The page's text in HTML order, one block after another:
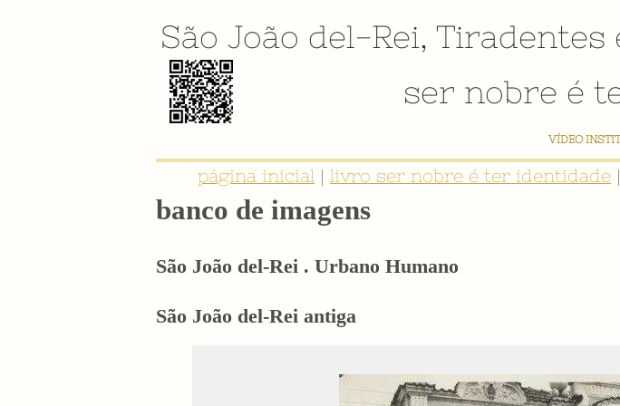
São João del-Rei, Tiradentes
ser nobre é
E-BOOK: "SER NOBRE É TER IDENTIDADE: INVENTÁRIO DIGITAL
página inicial | livro ser nobre é ter identidade |
banco de imagens
São João del-Rei . Urbano Humano
São João del-Rei antiga